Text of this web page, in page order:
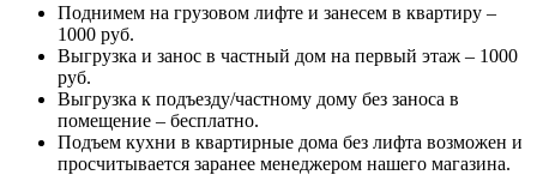
Поднимем на грузовом лифте и занесем в квартиру –
1000 руб.
Выгрузка и занос в частный дом на первый этаж – 1000
руб.
Выгрузка к подъезду/частному дому без заноса в
помещение – бесплатно.
Подъем кухни в квартирные дома без лифта возможен и
просчитывается заранее менеджером нашего магазина.